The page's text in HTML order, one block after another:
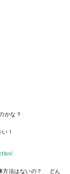
かな？
！
方法はないの？ どん